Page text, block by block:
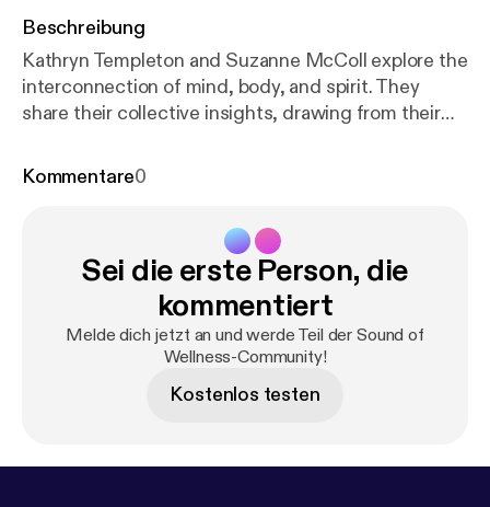
Beschreibung
Kathryn Templeton and Suzanne McColl explore the
interconnection of mind, body, and spirit. They
share their collective insights, drawing from their
Therapy, EMDR, and Energy Healing.
Kommentare0
Sei die erste Person, die
kommentiert
Melde dich jetzt an und werde Teil der Sound of
Wellness-Community!
Kostenlos testen